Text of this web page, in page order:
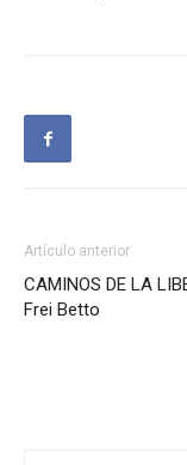
Artículo anterior
CAMINOS DE LA
Frei Betto